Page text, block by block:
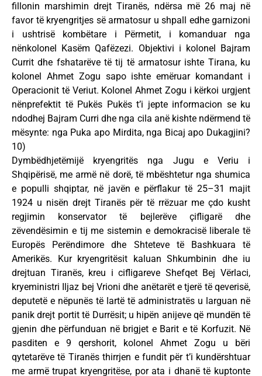
fillonin marshimin drejt Tiranës, ndërsa më 26 maj në
favor të kryengritjes së armatosur u shpall edhe garnizoni
i ushtrisë kombëtare i Përmetit, i komanduar nga
nënkolonel Kasëm Qafëzezi. Objektivi i kolonel Bajram
Currit dhe fshatarëve të tij të armatosur ishte Tirana, ku
kolonel Ahmet Zogu sapo ishte emëruar komandant i
Operacionit të Veriut. Kolonel Ahmet Zogu i kërkoi urgjent
nënprefektit të Pukës Pukës t’і jepte informacion se ku
ndodhej Bajram Curri dhe nga cila anë kishte ndërmend të
mësynte: nga Puka apo Mirdita, nga Bicaj apo Dukagjini?
10)
Dymbëdhjetëmijë kryengritës nga Jugu e Veriu i
Shqipërisë, me armë në dorë, të mbështetur nga shumica
e populli shqiptar, në javën e përflakur të 25–31 majit
1924 u nisën drejt Tiranës për të rrëzuar me çdo kusht
regjimin konservator të bejlerëve çifligarë dhe
zëvendësimin e tij me sistemin e demokracisë liberale të
Europës Perëndimore dhe Shteteve të Bashkuara të
Amerikës. Kur kryengritësit kaluan Shkumbinin dhe iu
drejtuan Tiranës, kreu i cifligareve Shefqet Bej Vërlaci,
kryeministri Iljaz bej Vrioni dhe anëtarët e tjerë të qeverisë,
deputetë e nëpunës të lartë të administratës u larguan në
panik drejt portit të Durrësit; u hipën anijeve që mundën të
gjenin dhe përfunduan në brigjet e Barit e të Korfuzit. Në
pasditen e 9 qershorit, kolonel Ahmet Zogu u bëri
qytetarëve të Tiranës thirrjen e fundit për t’i kundërshtuar
me armë trupat kryengritëse, por ata i dhanë të kuptonte